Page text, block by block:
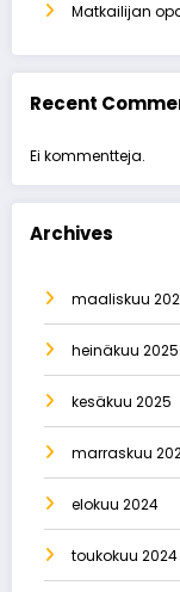
Matkailijan
Recent
Ei kommentteja.
Archives
maaliskuu
heinäkuu 2025
kesäkuu 2025
marraskuu
elokuu 2024
toukokuu 2024